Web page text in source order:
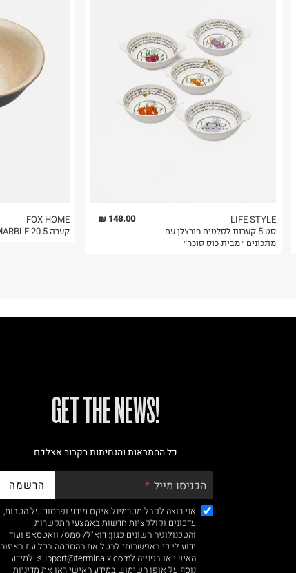
ההחזרות באתר בלבד
המקורית בלבד. לא ניתן
FOX HOME
קערה 20.5 MARBLE
148.00 ₪
LIFE STYLE
סט 5 קערות לסלטים פורצלן עם
מתכונים ״מבית כוס סוכר״
!GET THE NEWS
כל ההמראות והנחיתות בקרוב אצלכם
הכניסו מייל הרשמה
אני רוצה לקבל מטרמינל איקס מידע ופרסום על הטבות,
עדכונים וקולקציות חדשות באמצעי התקשרות
והטכנולוגיה השונים כגון: דוא"ל/ סמס/ וואטסאפ ועוד.
ידוע לי כי באפשרותי לבטל את ההסכמה בכל עת באיזור
האישי או בפנייה לsupport@terminalx.com. למידע
נוסף על אופן השימוש במידע האישי ראו את מדיניות